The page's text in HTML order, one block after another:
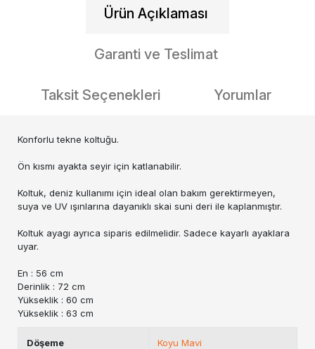
Ürün Açıklaması
Garanti ve Teslimat
Taksit Seçenekleri Yorumlar
Konforlu tekne koltuğu.
Ön kısmı ayakta seyir için katlanabilir.
Koltuk, deniz kullanımı için ideal olan bakım gerektirmeyen,
suya ve UV ışınlarına dayanıklı skai suni deri ile kaplanmıştır.
Koltuk ayagı ayrıca siparis edilmelidir. Sadece kayarlı ayaklara
uyar.
En : 56 cm
Derinlik : 72 cm
Yükseklik : 60 cm
Yükseklik : 63 cm
Döşeme Koyu Mavi